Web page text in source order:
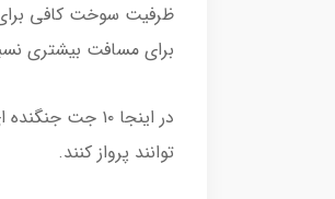
ظرفیت سوخت کافی برای
برای مسافت بیشتری
در اینجا ۱۰
توانند پرواز کنند.